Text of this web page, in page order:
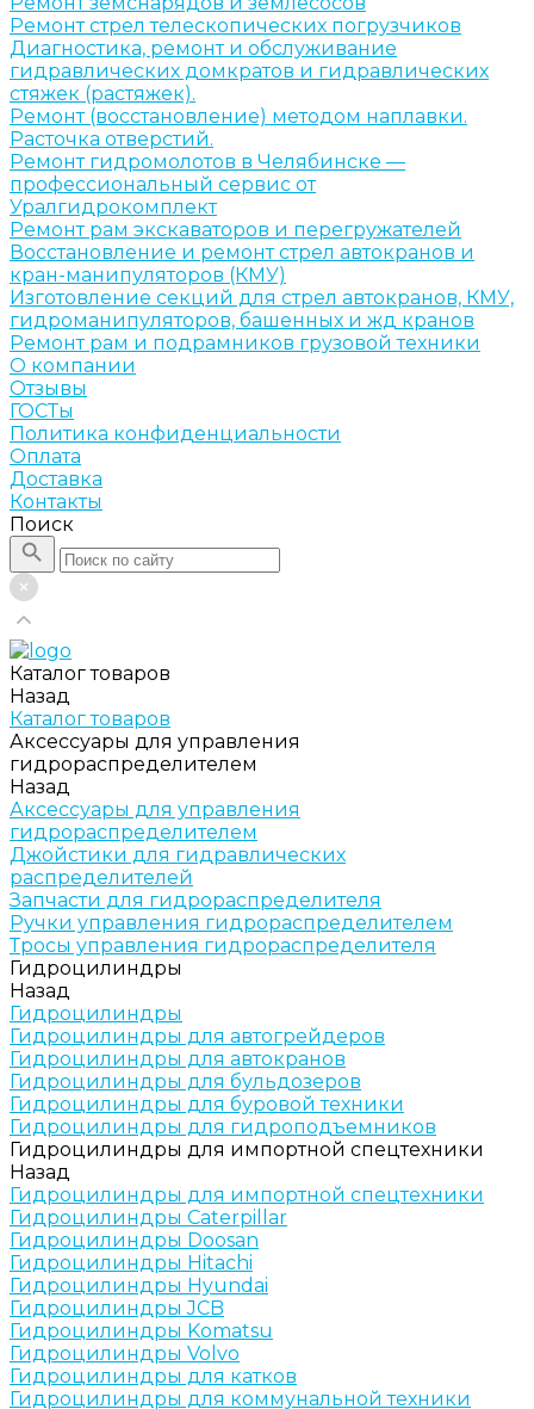
Ремонт стрел телескопических погрузчиков
Диагностика, ремонт и обслуживание
гидравлических домкратов и гидравлических
стяжек (растяжек).
Ремонт (восстановление) методом наплавки.
Расточка отверстий.
Ремонт гидромолотов в Челябинске —
профессиональный сервис от
Уралгидрокомплект
Ремонт рам экскаваторов и перегружателей
Восстановление и ремонт стрел автокранов и
кран-манипуляторов (КМУ)
Изготовление секций для стрел автокранов, КМУ,
гидроманипуляторов, башенных и жд кранов
Ремонт рам и подрамников грузовой техники
О компании
Отзывы
ГОСТы
Политика конфиденциальности
Оплата
Доставка
Контакты
Поиск
Каталог товаров
Назад
Каталог товаров
Аксессуары для управления
гидрораспределителем
Назад
Аксессуары для управления
гидрораспределителем
Джойстики для гидравлических
распределителей
Запчасти для гидрораспределителя
Ручки управления гидрораспределителем
Тросы управления гидрораспределителя
Гидроцилиндры
Назад
Гидроцилиндры
Гидроцилиндры для автогрейдеров
Гидроцилиндры для автокранов
Гидроцилиндры для бульдозеров
Гидроцилиндры для буровой техники
Гидроцилиндры для гидроподъемников
Гидроцилиндры для импортной спецтехники
Назад
Гидроцилиндры для импортной спецтехники
Гидроцилиндры Caterpillar
Гидроцилиндры Doosan
Гидроцилиндры Hitachi
Гидроцилиндры Hyundai
Гидроцилиндры JCB
Гидроцилиндры Komatsu
Гидроцилиндры Volvo
Гидроцилиндры для катков
Гидроцилиндры для коммунальной техники